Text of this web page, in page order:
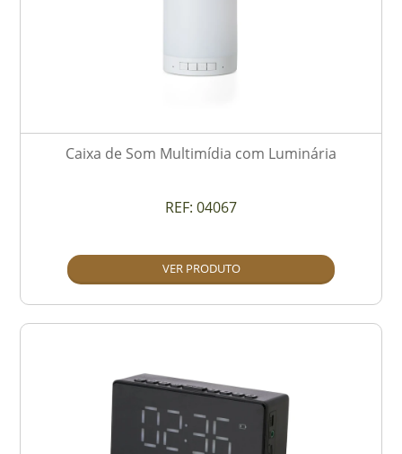
Caixa de Som Multimídia com Luminária
REF: 04067
VER PRODUTO